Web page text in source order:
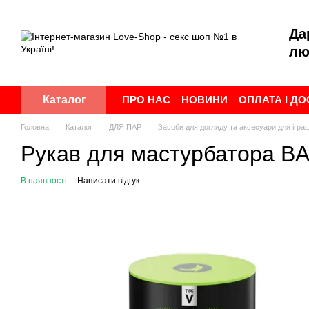
Каталог ПРО НАС НОВИНИ
ОПЛАТА І
ПУБЛІЧНА ОФЕРТА
УГОДА
Головна Каталог ДЛЯ ПАР Засоби для догляду та аксесуари для
Рукав для мастурбатора
В наявності Написати відгук